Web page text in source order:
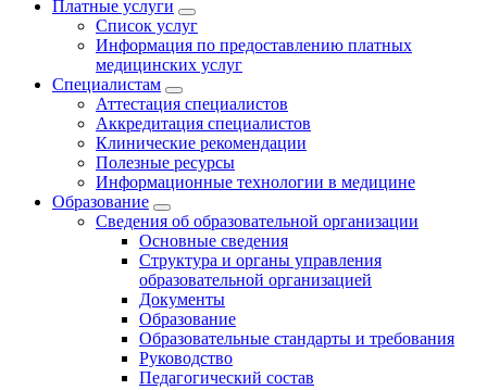
Платные услуги
Список услуг
Информация по предоставлению платных
медицинских услуг
Специалистам
Аттестация специалистов
Аккредитация специалистов
Клинические рекомендации
Полезные ресурсы
Информационные технологии в медицине
Образование
Сведения об образовательной организации
Основные сведения
Структура и органы управления
образовательной организацией
Документы
Образование
Образовательные стандарты и требования
Руководство
Педагогический состав